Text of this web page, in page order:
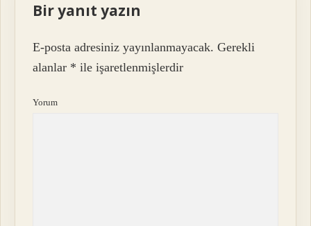
Bir yanıt yazın
E-posta adresiniz yayınlanmayacak. Gerekli
alanlar * ile işaretlenmişlerdir
Yorum